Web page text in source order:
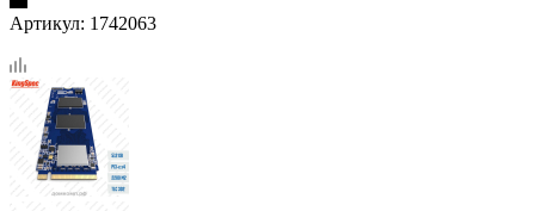
Артикул: 1742063